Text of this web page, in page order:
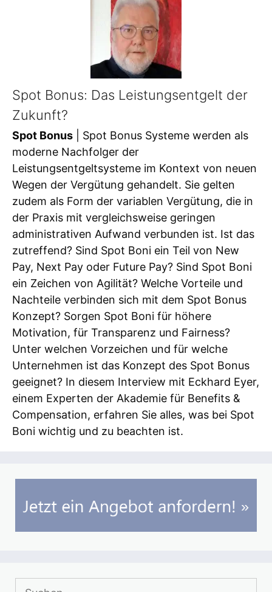
Spot Bonus: Das Leistungsentgelt der
Zukunft?
Spot Bonus | Spot Bonus Systeme werden als
moderne Nachfolger der
Leistungsentgeltsysteme im Kontext von neuen
Wegen der Vergütung gehandelt. Sie gelten
zudem als Form der variablen Vergütung, die in
der Praxis mit vergleichsweise geringen
administrativen Aufwand verbunden ist. Ist das
zutreffend? Sind Spot Boni ein Teil von New
Pay, Next Pay oder Future Pay? Sind Spot Boni
ein Zeichen von Agilität? Welche Vorteile und
Nachteile verbinden sich mit dem Spot Bonus
Konzept? Sorgen Spot Boni für höhere
Motivation, für Transparenz und Fairness?
Unter welchen Vorzeichen und für welche
Unternehmen ist das Konzept des Spot Bonus
geeignet? In diesem Interview mit Eckhard Eyer,
einem Experten der Akademie für Benefits &
Compensation, erfahren Sie alles, was bei Spot
Boni wichtig und zu beachten ist.